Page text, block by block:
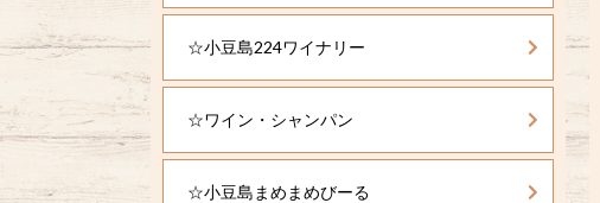
☆小豆島224ワイナリー
☆ワイン・シャンパン
☆小豆島まめまめびーる